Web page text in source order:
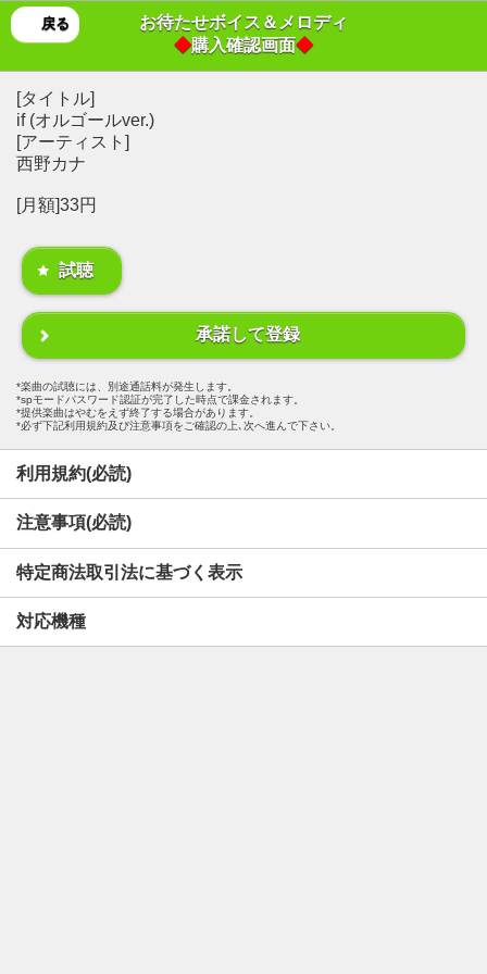
戻る
お待たせボイス＆メロディ
◆購入確認画面◆
[タイトル]
if (オルゴールver.)
[アーティスト]
西野カナ
[月額]33円
試聴
承諾して登録
楽曲の試聴には、別途通話料が発生します。
spモードパスワード認証が完了した時点で課金されます。
提供楽曲はやむをえず終了する場合があります。
必ず下記利用規約及び注意事項をご確認の上､次へ進んで下さい。
利用規約(必読)
注意事項(必読)
特定商法取引法に基づく表示
対応機種